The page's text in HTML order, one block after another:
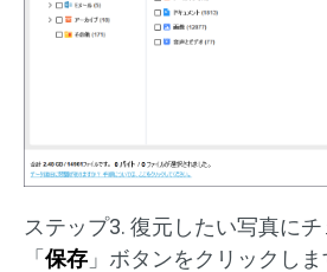
ステップ3. 復元したい写真にチ
「 保存 」ボタンをクリックし